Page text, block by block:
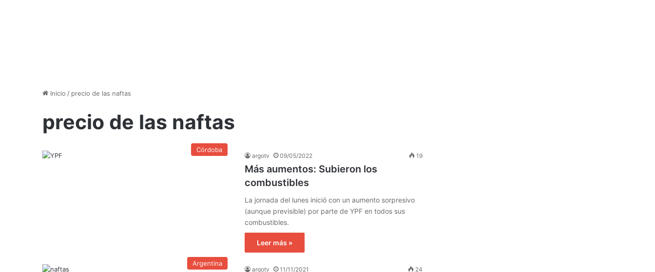
Inicio / precio de las naftas
precio de las naftas
Córdoba
argotv 09/05/2022 19
Más aumentos: Subieron los
combustibles
La jornada del lunes inició con un aumento sorpresivo
(aunque previsible) por parte de YPF en todos sus
combustibles.
Leer más »
Argentina
argotv 11/11/2021 24